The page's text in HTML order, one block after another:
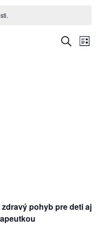
Udalosti
Vyhľadať
pohyb pre deti aj